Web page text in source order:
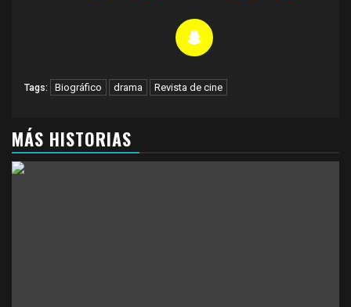
Tags: Biográfico drama Revista de cine
MÁS HISTORIAS